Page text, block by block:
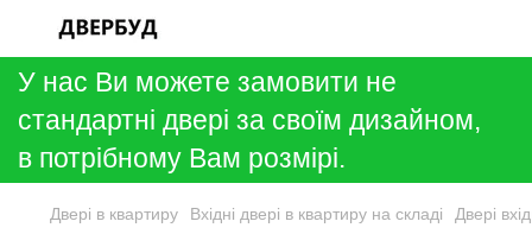
У нас Ви можете замовити не
стандартні двері за своїм дизайном,
в потрібному Вам розмірі.
Двері в квартиру Вхідні двері в квартиру на складі Двері